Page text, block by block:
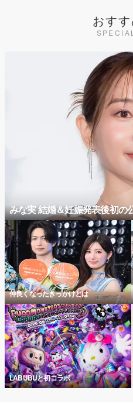
おす
みな実 結婚＆妊娠発表後初の
仲良くなったきっかけとは
LABUBUと初コラボ